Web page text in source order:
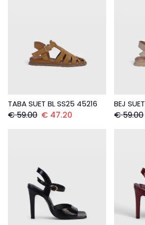
TABA SUET BL SS25 45216
€59.00 € 47.20
BEJ
€59.00